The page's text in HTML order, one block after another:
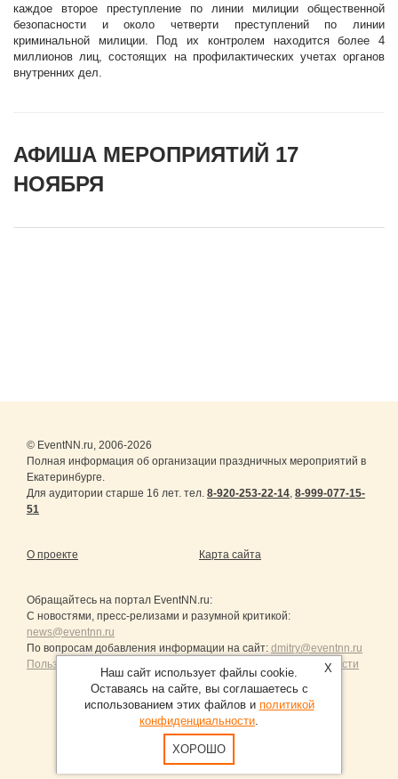
каждое второе преступление по линии милиции общественной
безопасности и около четверти преступлений по линии
криминальной милиции. Под их контролем находится более 4
миллионов лиц, состоящих на профилактических учетах органов
внутренних дел.
АФИША МЕРОПРИЯТИЙ 17
НОЯБРЯ
© EventNN.ru, 2006-2026
Полная информация об организации праздничных мероприятий в
Екатеринбурге.
Для аудитории старше 16 лет. тел. 8-920-253-22-14, 8-999-077-15-
51
О проекте Карта сайта
Обращайтесь на портал EventNN.ru:
С новостями, пресс-релизами и разумной критикой:
news@eventnn.ru
По вопросам добавления информации на сайт: dmitry@eventnn.ru
Пользовательское Соглашение и политика конфиденциальности
Продвижение сайтов Санкт-Петербург
X
Наш сайт использует файлы cookie.
Оставаясь на сайте, вы соглашаетесь с
использованием этих файлов и политикой
конфиденциальности.
ХОРОШО